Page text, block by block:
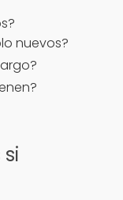
nuevos?